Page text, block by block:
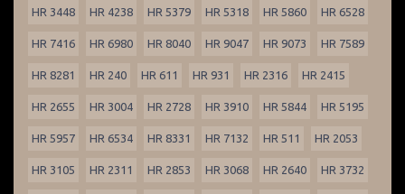
HR 3448 HR 4238 HR 5379 HR 5318 HR 5860 HR 6528
HR 7416 HR 6980 HR 8040 HR 9047 HR 9073 HR 7589
HR 8281 HR 240 HR 611 HR 931 HR 2316 HR 2415
HR 2655 HR 3004 HR 2728 HR 3910 HR 5844 HR 5195
HR 5957 HR 6534 HR 8331 HR 7132 HR 511 HR 2053
HR 3105 HR 2311 HR 2853 HR 3068 HR 2640 HR 3732